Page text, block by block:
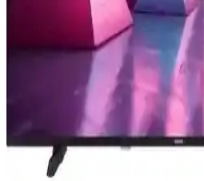
Samsung 55CU7000 ve
Ekran Boyutu ve Özellikler
İki Samsung televizyon modeli olan
ekran, çözünürlük, ses, bağlantı ve
karşılaştırmasıyla en uygun seçimi
Homatics 4K TV Stick ile
Deneyimini Evinize Taşıyın
Homatics 4K TV Stick, yüksek